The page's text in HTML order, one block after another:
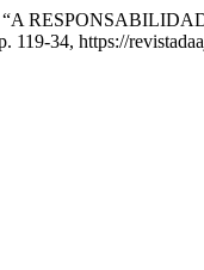
“A
119-34, https://